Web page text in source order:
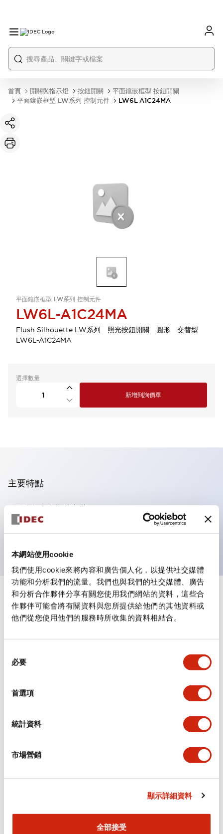
本網站使用cookie
我們使用cookie來將內容和廣告個人化，以提供社交媒體
功能和分析我們的流量。我們也與我們的社交媒體、廣告
和分析合作夥伴分享有關您使用我們網站的資料，這些合
作夥伴可能會將有關資料與您所提供給他們的其他資料或
他們從您使用他們的服務時所收集的資料相結合。
必要
首選項
統計資料
市場營銷
顯示詳細資料
全部接受
首頁 開關與指示燈 按鈕開關
平面鑲嵌框型 按鈕開關
平面鑲嵌框型 LW系列 控制元件
LW6L-A1C24MA
平面鑲嵌框型 LW系列 控制元件
LW6L-A1C24MA
Flush Silhouette LW系列 照光按鈕開關 圓形 交替型
LW6L-A1C24MA
選擇數量
新增到詢價單
主要特點
可進行集合密著安裝
附鎖選擇開關採用高安全性的彈子鎖結構
規格 顯示全部
審美規範
安裝和安裝規範
認證與標準